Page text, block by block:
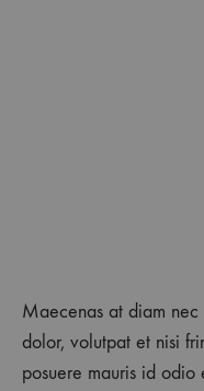
Maecenas at diam
dolor, volutpat et nisi
posuere mauris id odio